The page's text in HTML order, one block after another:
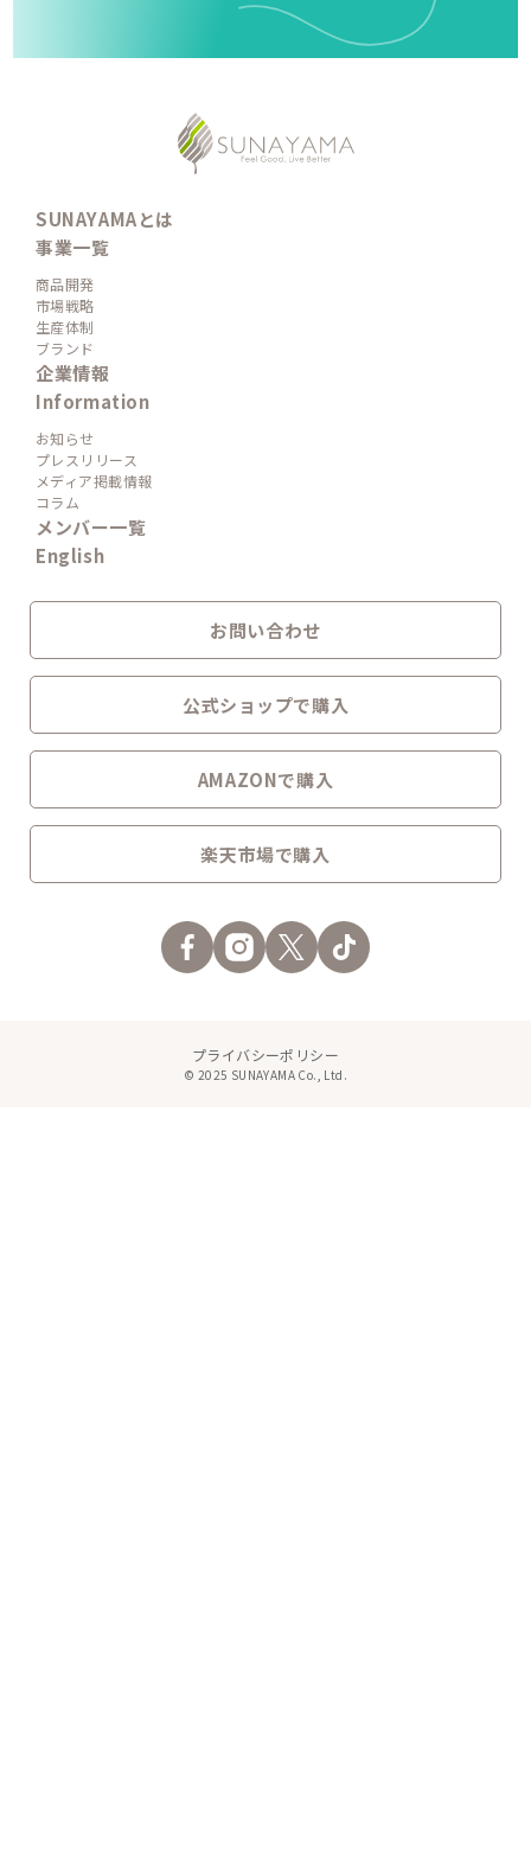
SUNAYAMAとは
事業一覧
商品開発
市場戦略
生産体制
ブランド
企業情報
Information
お知らせ
プレスリリース
メディア掲載情報
コラム
メンバー一覧
English
お問い合わせ
公式ショップで購入
AMAZONで購入
楽天市場で購入
© 2025 SUNAYAMA Co., Ltd.
プライバシーポリシー